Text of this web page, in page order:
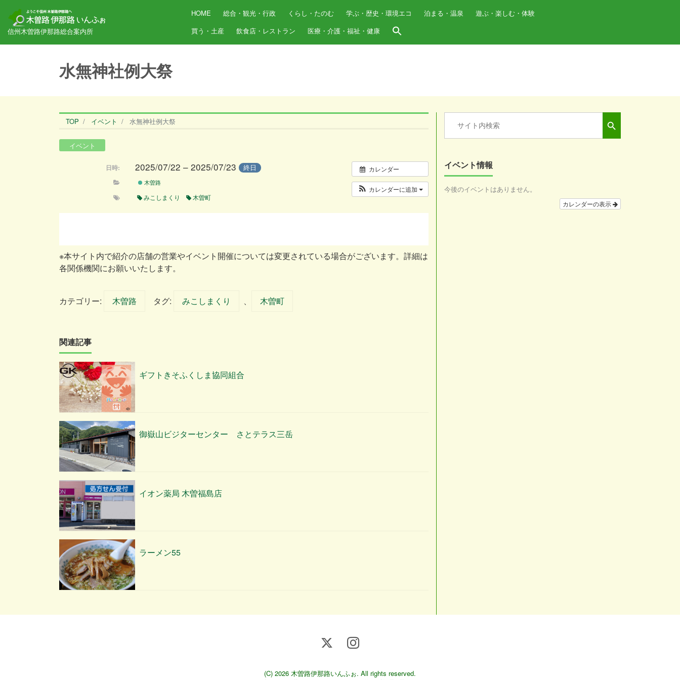
信州木曽路伊那路総合案内所
HOME 総合・観光・行政 くらし・たのむ 学ぶ・歴史・環境エコ 泊まる・温泉
遊ぶ・楽しむ・体験
買う・土産
飲食店・レストラン 医療・介護・福祉・健康
水無神社例大祭
TOP イベント 水無神社例大祭
イベント
カレンダー
カレンダーに追加
日時: 2025/07/22 – 2025/07/23 終日
木曽路
みこしまくり 木曽町
※本サイト内で紹介の店舗の営業やイベント開催については変更されている場合がございます。詳細は
各関係機関にお願いいたします。
カテゴリー: 木曽路 タグ: みこしまくり 木曽町
関連記事
ギフトきそふくしま協同組合
御嶽山ビジターセンター さとテラス三岳
イオン薬局 木曽福島店
ラーメン55
Search Search Button
イベント情報
今後のイベントはありません。
カレンダーの表示
(C) 2026 木曽路伊那路いんふぉ. All rights reserved.